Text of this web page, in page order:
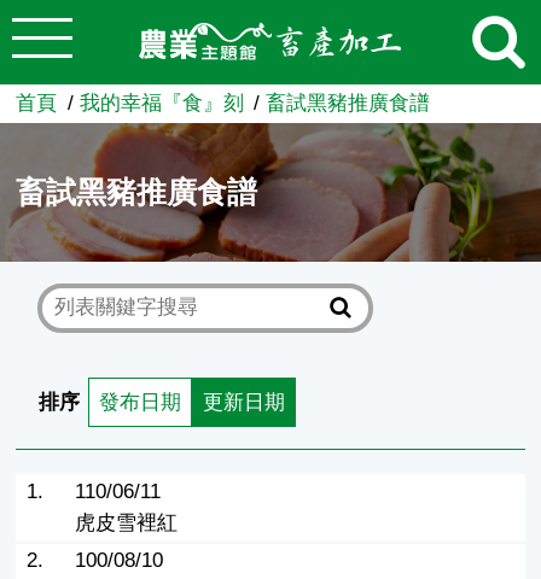
跳到主要內容
農業知識入口網
首頁 我的幸福『食』刻 畜試黑豬推廣食譜
畜試黑豬推廣食譜
排序 發布日期 更新日期
1.
110/06/11
虎皮雪裡紅
2.
100/08/10